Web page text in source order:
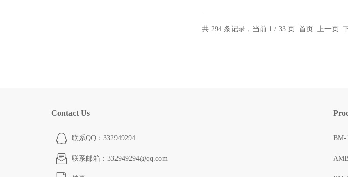
共 294 条记录，当前 1 / 33 页 首页 上一页
Contact Us
联系QQ：332949294
联系邮箱：332949294@qq.com